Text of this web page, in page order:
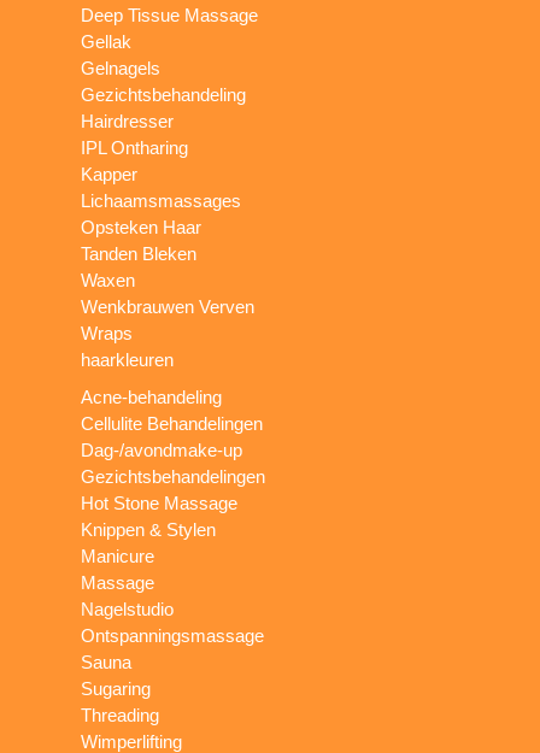
Deep Tissue Massage
Gellak
Gelnagels
Gezichtsbehandeling
Hairdresser
IPL Ontharing
Kapper
Lichaamsmassages
Opsteken Haar
Tanden Bleken
Waxen
Wenkbrauwen Verven
Wraps
haarkleuren
Acne-behandeling
Cellulite Behandelingen
Dag-/avondmake-up
Gezichtsbehandelingen
Hot Stone Massage
Knippen & Stylen
Manicure
Massage
Nagelstudio
Ontspanningsmassage
Sauna
Sugaring
Threading
Wimperlifting